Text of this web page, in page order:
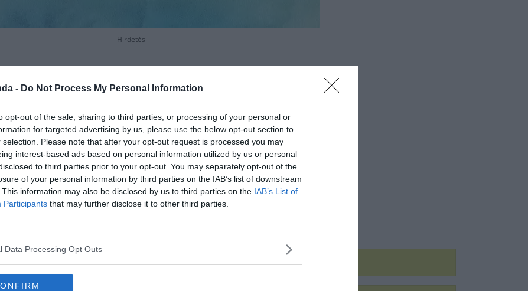
- Do Not Process My Personal Information
opt-out of the sale, sharing to third parties, or processing of your personal or
for targeted advertising by us, please use the below opt-out section to
selection. Please note that after your opt-out request is processed you may
interest-based ads based on personal information utilized by us or personal
to third parties prior to your opt-out. You may separately opt-out of the
of your personal information by third parties on the IAB’s list of downstream
information may also be disclosed by us to third parties on the IAB’s List of
Participants that may further disclose it to other third parties.
Data Processing Opt Outs
Hirdetés
emojik?